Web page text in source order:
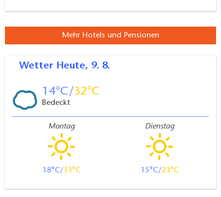
Mehr Hotels und Pensionen
Wetter Heute, 9. 8.
14 32
Bedeckt
Montag
18 33
Dienstag
15 23